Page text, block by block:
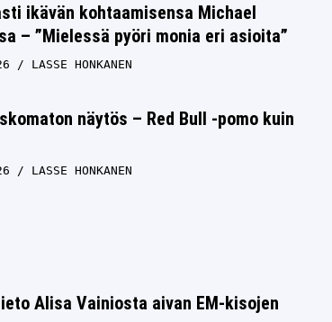
ikävän kohtaamisensa Michael
– ”Mielessä pyöri monia eri asioita”
LASSE HONKANEN
näytös – Red Bull -pomo kuin
LASSE HONKANEN
Alisa Vainiosta aivan EM-kisojen